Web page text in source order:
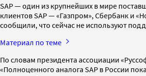
SAP — один из крупнейших в мире
клиентов SAP — «Газпром», Сбербанк и
сообщили, что сейчас не используют
Материал по теме
По словам президента ассоциации
«Полноценного аналога SAP в России